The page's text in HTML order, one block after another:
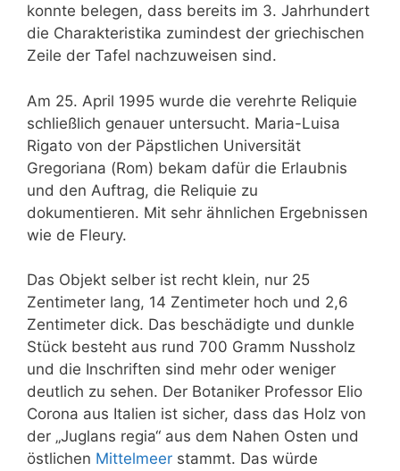
konnte belegen, dass bereits im 3. Jahrhundert
die Charakteristika zumindest der griechischen
Zeile der Tafel nachzuweisen sind.
Am 25. April 1995 wurde die verehrte Reliquie
schließlich genauer untersucht. Maria-Luisa
Rigato von der Päpstlichen Universität
Gregoriana (Rom) bekam dafür die Erlaubnis
und den Auftrag, die Reliquie zu
dokumentieren. Mit sehr ähnlichen Ergebnissen
wie de Fleury.
Das Objekt selber ist recht klein, nur 25
Zentimeter lang, 14 Zentimeter hoch und 2,6
Zentimeter dick. Das beschädigte und dunkle
Stück besteht aus rund 700 Gramm Nussholz
und die Inschriften sind mehr oder weniger
deutlich zu sehen. Der Botaniker Professor Elio
Corona aus Italien ist sicher, dass das Holz von
der „Juglans regia“ aus dem Nahen Osten und
östlichen Mittelmeer stammt. Das würde